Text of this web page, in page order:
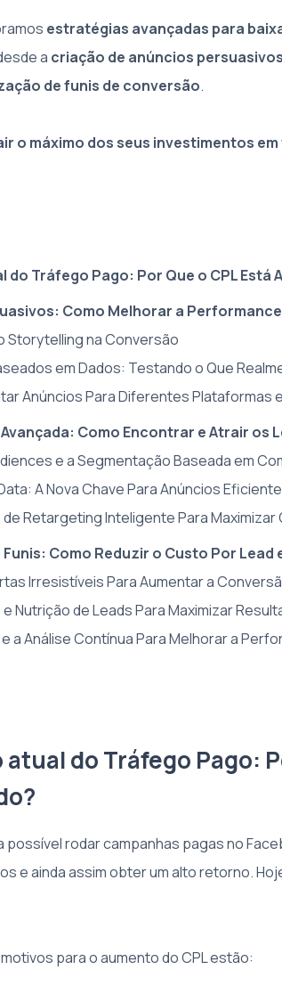
estratégias avançadas para
a criação de anúncios persuasivos
de funis de conversão.
o máximo dos seus investimentos
do Tráfego Pago: Por Que o CPL Está
Como Melhorar a
Storytelling na Conversão
em Dados: Testando o Que
Anúncios Para Diferentes Plataformas
Como Encontrar e Atrair os
e a Segmentação Baseada em
A Nova Chave Para Anúncios
Retargeting Inteligente Para
Como Reduzir o Custo Por Lead
Irresistíveis Para Aumentar a
Nutrição de Leads Para Maximizar
a Análise Contínua Para Melhorar a
atual do Tráfego Pago:
possível rodar campanhas pagas no
e ainda assim obter um alto retorno.
para o aumento do CPL estão: